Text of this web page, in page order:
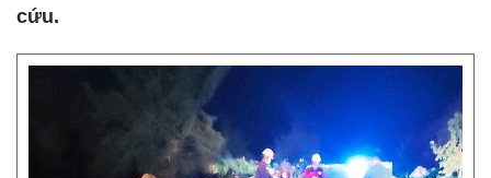
cứu.